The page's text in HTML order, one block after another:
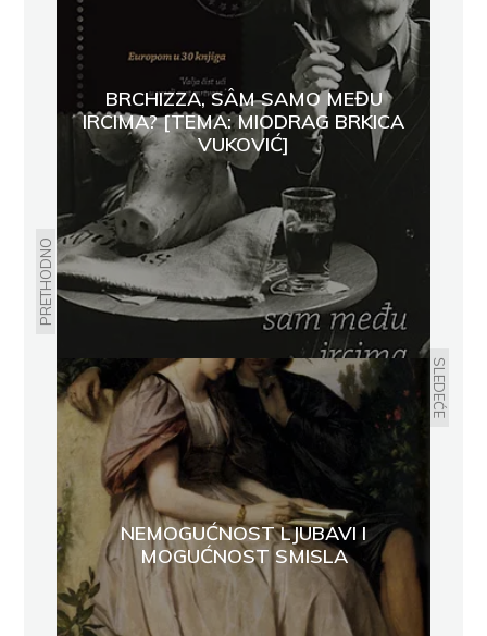
PRETHODNO
BRCHIZZA, SÂM SAMO MEĐU
IRCIMA? [TEMA: MIODRAG BRKICA
VUKOVIĆ]
SLEDEĆE
NEMOGUĆNOST LJUBAVI I
MOGUĆNOST SMISLA